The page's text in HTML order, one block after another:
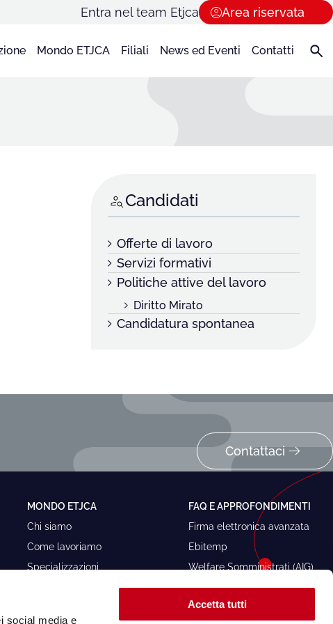
social media e
Accetta tutti
Entra nel team Etjca Area riservata
Mondo ETJCA Filiali News ed Eventi Contatti
Candidati
Offerte di lavoro
Servizi formativi
Politiche attive del lavoro
Diritto Mirato
Candidatura spontanea
Contattaci
MONDO ETJCA
Chi siamo
Come lavoriamo
Specializzazioni
Politica per la qualità
FAQ E APPROFONDIMENTI
Firma elettronica avanzata
Ebitemp
Welfare Somministrati (AIG)
Welfare Somministrati (ISP)
CCNL Agenzie per il lavoro